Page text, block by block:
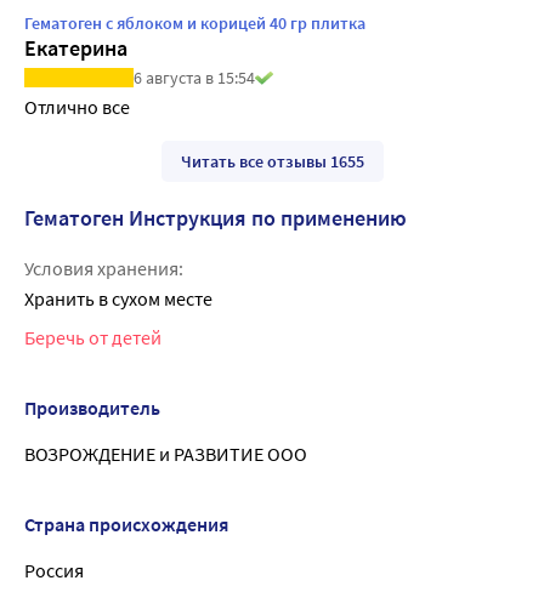
Гематоген с яблоком и корицей 40 гр плитка
Екатерина
6 августа в 15:54
Отлично все
Читать все отзывы 1655
Гематоген Инструкция по применению
Условия хранения:
Хранить в сухом месте
Беречь от детей
Производитель
ВОЗРОЖДЕНИЕ и РАЗВИТИЕ ООО
Страна происхождения
Россия